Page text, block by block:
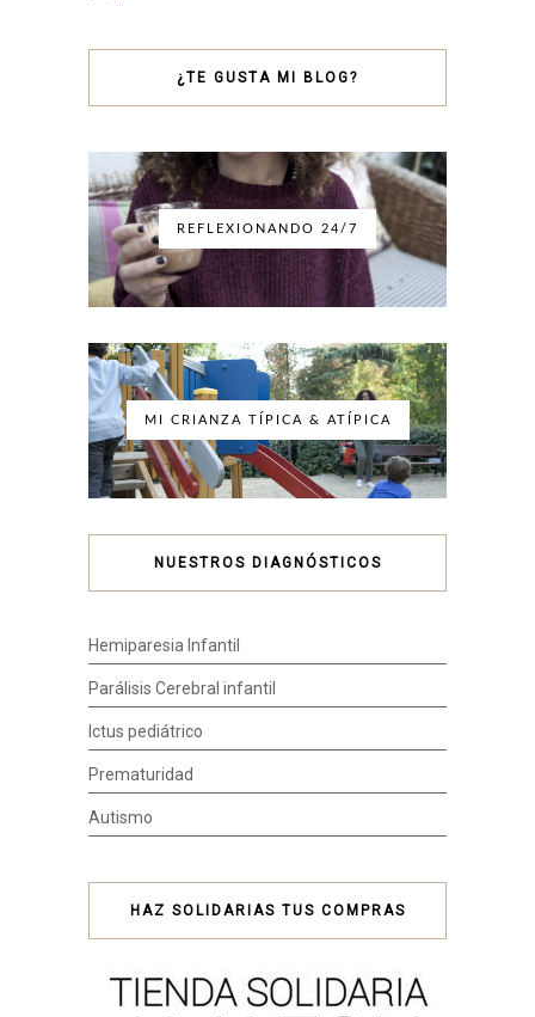
¿TE GUSTA MI BLOG?
REFLEXIONANDO 24/7
MI CRIANZA TÍPICA & ATÍPICA
NUESTROS DIAGNÓSTICOS
Hemiparesia Infantil
Parálisis Cerebral infantil
Ictus pediátrico
Prematuridad
Autismo
HAZ SOLIDARIAS TUS COMPRAS